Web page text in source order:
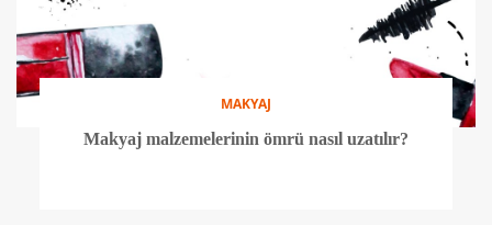
MAKYAJ
Makyaj malzemelerinin ömrü nasıl uzatılır?